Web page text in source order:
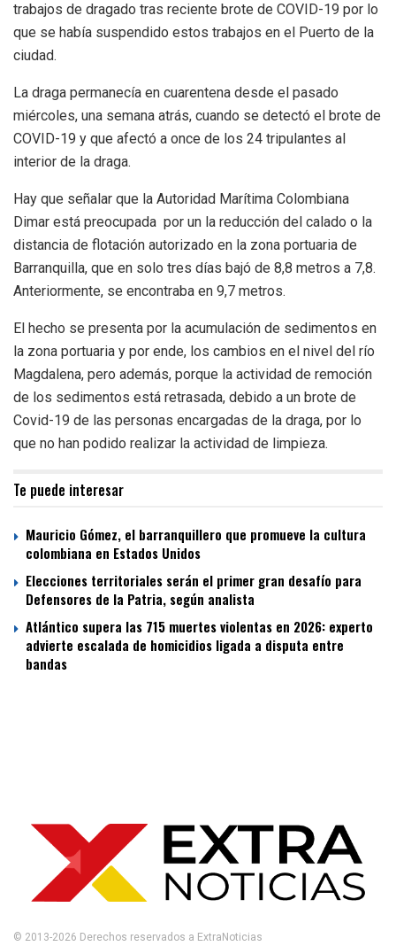
trabajos de dragado tras reciente brote de COVID-19 por lo
que se había suspendido estos trabajos en el Puerto de la
ciudad.
La draga permanecía en cuarentena desde el pasado
miércoles, una semana atrás, cuando se detectó el brote de
COVID-19 y que afectó a once de los 24 tripulantes al
interior de la draga.
Hay que señalar que la Autoridad Marítima Colombiana
Dimar está preocupada por un la reducción del calado o la
distancia de flotación autorizado en la zona portuaria de
Barranquilla, que en solo tres días bajó de 8,8 metros a 7,8.
Anteriormente, se encontraba en 9,7 metros.
El hecho se presenta por la acumulación de sedimentos en
la zona portuaria y por ende, los cambios en el nivel del río
Magdalena, pero además, porque la actividad de remoción
de los sedimentos está retrasada, debido a un brote de
Covid-19 de las personas encargadas de la draga, por lo
que no han podido realizar la actividad de limpieza.
Te puede interesar
Mauricio Gómez, el barranquillero que promueve la cultura
colombiana en Estados Unidos
Elecciones territoriales serán el primer gran desafío para
Defensores de la Patria, según analista
Atlántico supera las 715 muertes violentas en 2026: experto
advierte escalada de homicidios ligada a disputa entre
bandas
© 2013-2026 Derechos reservados a ExtraNoticias